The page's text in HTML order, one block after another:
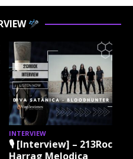
INTERVIEW
🎙 [Interview] – 213Rock
Harrag Melodica